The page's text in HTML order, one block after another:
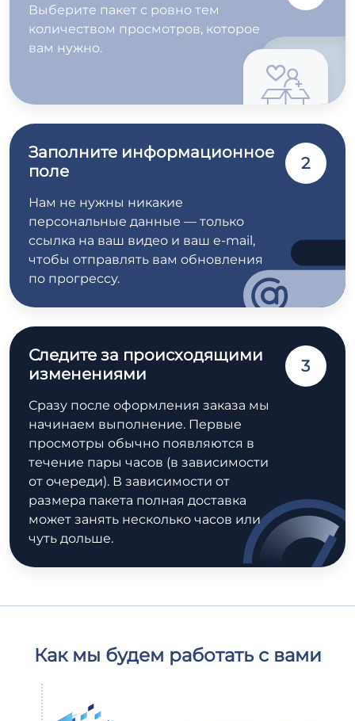
Выберите пакет с ровно тем
количеством просмотров, которое
вам нужно.
Заполните информационное
поле
Нам не нужны никакие
персональные данные — только
ссылка на ваш видео и ваш e-mail,
чтобы отправлять вам обновления
по прогрессу.
2
Следите за происходящими
изменениями
Сразу после оформления заказа мы
начинаем выполнение. Первые
просмотры обычно появляются в
течение пары часов (в зависимости
от очереди). В зависимости от
размера пакета полная доставка
может занять несколько часов или
чуть дольше.
3
Как мы будем работать с вами